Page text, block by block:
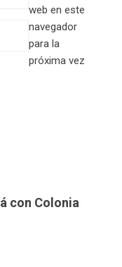
web en este
navegador
para la
próxima vez
con Colonia